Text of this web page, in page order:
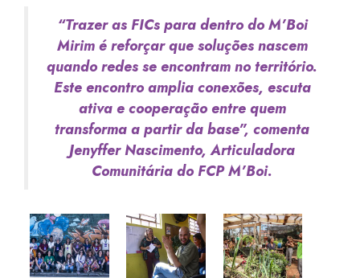
“Trazer as FICs para dentro do M’Boi
Mirim é reforçar que soluções nascem
quando redes se encontram no território.
Este encontro amplia conexões, escuta
ativa e cooperação entre quem
transforma a partir da base”, comenta
Jenyffer Nascimento, Articuladora
Comunitária do FCP M’Boi.